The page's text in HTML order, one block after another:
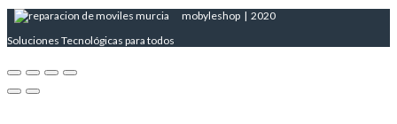
mobyleshop | 2020
Soluciones Tecnológicas para todos